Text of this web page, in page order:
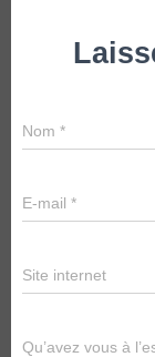
Nom *
E-mail *
Site internet
Qu’avez vous à